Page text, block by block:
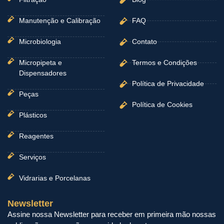
Manutenção e Calibração
Microbiologia
Micropipeta e
Dispensadores
Peças
Plásticos
Reagentes
Serviços
Vidrarias e Porcelanas
FAQ
Contato
Termos e Condições
Política de Privacidade
Política de Cookies
Newsletter
Assine nossa Newsletter para receber em primeira mão nossas